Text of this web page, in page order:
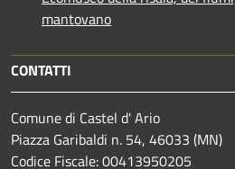
mantovano
CONTATTI
Comune di Castel d' Ario
Piazza Garibaldi n. 54, 46033 (MN)
Codice Fiscale: 00413950205